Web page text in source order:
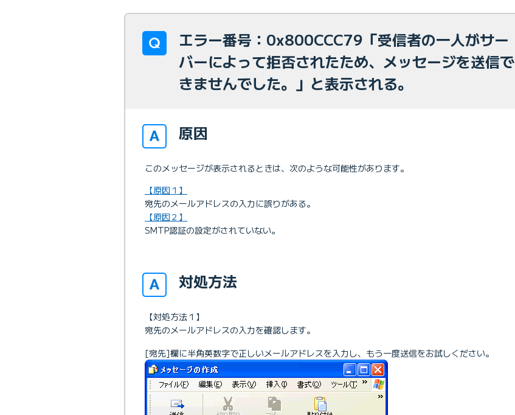
エラー番号：0x800CCC79「受信者の一人がサー
バーによって拒否されたため、メッセージを送信で
きませんでした。」と表示される。
原因
このメッセージが表示されるときは、次のような可能性があります。
【原因１】
宛先のメールアドレスの入力に誤りがある。
【原因２】
SMTP認証の設定がされていない。
対処方法
【対処方法１】
宛先のメールアドレスの入力を確認します。
[宛先]欄に半角英数字で正しいメールアドレスを入力し、もう一度送信をお試しください。